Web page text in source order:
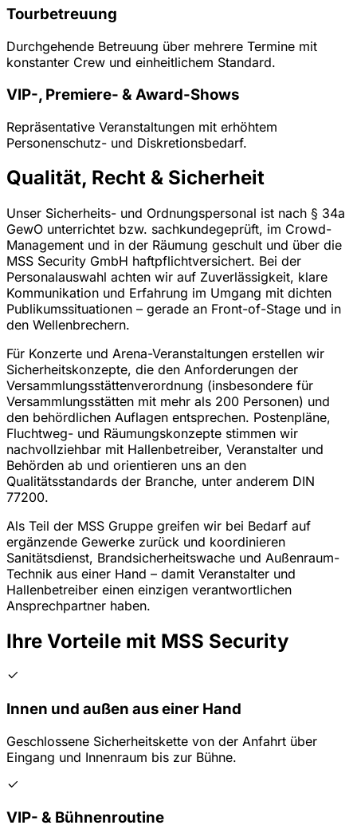
Tourbetreuung
Durchgehende Betreuung über mehrere Termine mit
konstanter Crew und einheitlichem Standard.
VIP-, Premiere- & Award-Shows
Repräsentative Veranstaltungen mit erhöhtem
Personenschutz- und Diskretionsbedarf.
Qualität, Recht & Sicherheit
Unser Sicherheits- und Ordnungspersonal ist nach § 34a
GewO unterrichtet bzw. sachkundegeprüft, im Crowd-
Management und in der Räumung geschult und über die
MSS Security GmbH haftpflichtversichert. Bei der
Personalauswahl achten wir auf Zuverlässigkeit, klare
Kommunikation und Erfahrung im Umgang mit dichten
Publikumssituationen – gerade an Front-of-Stage und in
den Wellenbrechern.
Für Konzerte und Arena-Veranstaltungen erstellen wir
Sicherheitskonzepte, die den Anforderungen der
Versammlungsstättenverordnung (insbesondere für
Versammlungsstätten mit mehr als 200 Personen) und
den behördlichen Auflagen entsprechen. Postenpläne,
Fluchtweg- und Räumungskonzepte stimmen wir
nachvollziehbar mit Hallenbetreiber, Veranstalter und
Behörden ab und orientieren uns an den
Qualitätsstandards der Branche, unter anderem DIN
77200.
Als Teil der MSS Gruppe greifen wir bei Bedarf auf
ergänzende Gewerke zurück und koordinieren
Sanitätsdienst, Brandsicherheitswache und Außenraum-
Technik aus einer Hand – damit Veranstalter und
Hallenbetreiber einen einzigen verantwortlichen
Ansprechpartner haben.
Ihre Vorteile mit MSS Security
Innen und außen aus einer Hand
Geschlossene Sicherheitskette von der Anfahrt über
Eingang und Innenraum bis zur Bühne.
VIP- & Bühnenroutine